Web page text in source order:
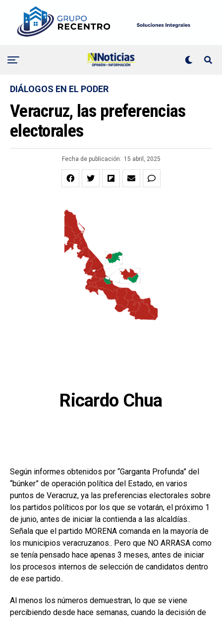
DIÁLOGOS EN EL PODER
Veracruz, las preferencias
electorales
Fecha de publicación: 15 abril, 2025
Ricardo Chua
Según informes obtenidos por “Garganta Profunda” del
“búnker” de operación política del Estado, en varios
puntos de Veracruz, ya las preferencias electorales sobre
los partidos políticos por los que se votarán, el próximo 1
de junio, antes de iniciar la contienda a las alcaldías..
Señala que el partido MORENA comanda en la mayoría de
los municipios veracruzanos.. Pero que NO ARRASA como
se tenía pensado hace apenas 3 meses, antes de iniciar
los procesos internos de selección de candidatos dentro
de ese partido..
Al menos los números demuestran, lo que se viene
percibiendo desde hace semanas, cuando la decisión de